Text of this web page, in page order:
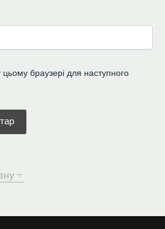
браузері для наступного